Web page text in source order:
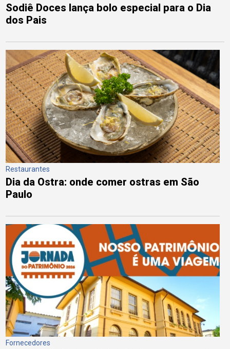
Sodiê Doces lança bolo especial para o Dia
dos Pais
Restaurantes
Dia da Ostra: onde comer ostras em São
Paulo
Fornecedores